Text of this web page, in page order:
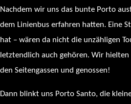
Nachdem wir uns das bunte Porto
dem Linienbus erfahren hatten. Eine
hat – wären da nicht die unzähligen
letztendlich auch gehören. Wir
den Seitengassen und genossen!
Dann blinkt uns Porto Santo, die